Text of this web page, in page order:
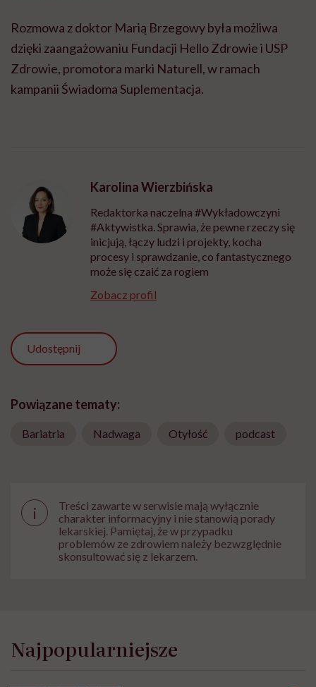
Rozmowa z doktor Marią Brzegowy była możliwa
dzięki zaangażowaniu Fundacji Hello Zdrowie i USP
Zdrowie, promotora marki Naturell, w ramach
kampanii Świadoma Suplementacja.
Karolina Wierzbińska
Redaktorka naczelna #Wykładowczyni
#Aktywistka. Sprawia, że pewne rzeczy się
inicjują, łączy ludzi i projekty, kocha
procesy i sprawdzanie, co fantastycznego
może się czaić za rogiem
Zobacz profil
Udostępnij
Powiązane tematy:
Bariatria Nadwaga Otyłość podcast
i
Treści zawarte w serwisie mają wyłącznie
charakter informacyjny i nie stanowią porady
lekarskiej. Pamiętaj, że w przypadku
problemów ze zdrowiem należy bezwzględnie
skonsultować się z lekarzem.
Najpopularniejsze